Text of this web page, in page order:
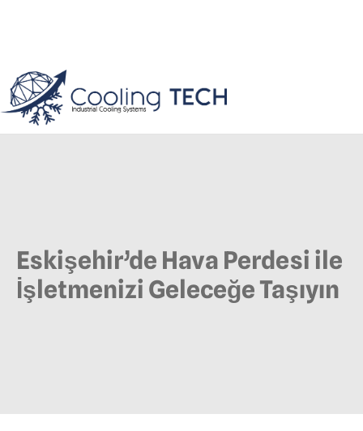
Eskişehir’de Hava Perdesi ile
İşletmenizi Geleceğe Taşıyın